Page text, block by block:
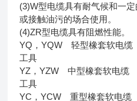
(3)W型电缆具有耐气候和一
或接触油污的场合使用。
(4)ZR型电缆具有阻燃性能。
YQ，YQW 轻型橡套软电缆
工具
YZ，YZW 中型橡套软电缆
工具
YC，YCW 重型橡套软电缆